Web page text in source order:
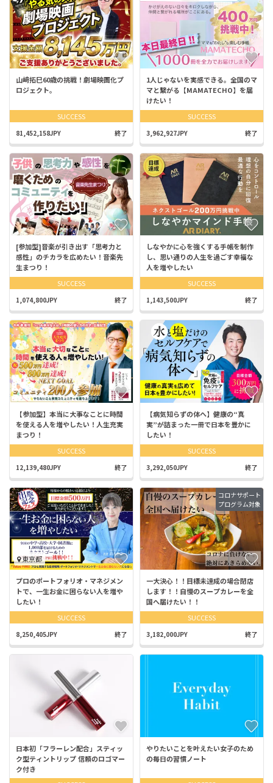
山﨑拓巳60歳の挑戦！劇場映画化プ
ロジェクト。
SUCCESS
81,452,158JPY 終了
1人じゃないを実感できる。全国のマ
マと繋がる【MAMATECHO】を届
けたい！
SUCCESS
3,962,927JPY 終了
[参加型]音楽が引き出す「思考力と
感性」のチカラを広めたい！音楽先
生まつり！
SUCCESS
1,074,800JPY 終了
しなやかに心を強くする手帳を制作
し、思い通りの人生を過ごす幸福な
人を増やしたい
SUCCESS
1,143,500JPY 終了
【参加型】本当に大事なことに時間
を使える人を増やしたい！人生充実
まつり！
SUCCESS
12,139,480JPY 終了
【病気知らずの体へ】健康の“真
実”が詰まった一冊で日本を豊かに
したい！
SUCCESS
3,292,050JPY 終了
東京都
プロのポートフォリオ・マネジメン
トで、一生お金に困らない人を増や
したい！
SUCCESS
8,250,405JPY 終了
コロナサポート
プログラム対象
一大決心！！目標未達成の場合閉店
します！！自慢のスープカレーを全
国へ届けたい！！
SUCCESS
3,182,000JPY 終了
日本初「フラーレン配合」スティッ
ク型ティントリップ 信頼のロゴマー
ク付き
やりたいことを叶えたい女子のため
の毎日の習慣ノート